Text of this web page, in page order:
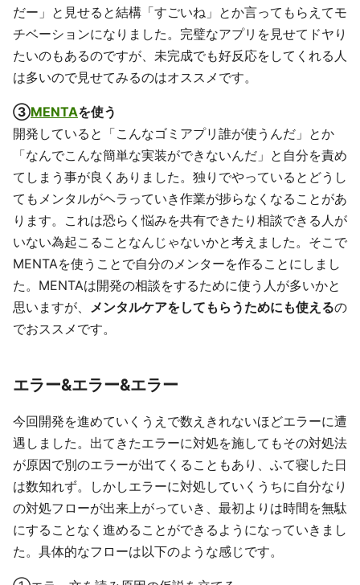
だー」と見せると結構「すごいね」とか言ってもらえてモ
チベーションになりました。完璧なアプリを見せてドヤり
たいのもあるのですが、未完成でも好反応をしてくれる人
は多いので見せてみるのはオススメです。
③MENTAを使う
開発していると「こんなゴミアプリ誰が使うんだ」とか
「なんでこんな簡単な実装ができないんだ」と自分を責め
てしまう事が良くありました。独りでやっているとどうし
てもメンタルがヘラっていき作業が捗らなくなることがあ
ります。これは恐らく悩みを共有できたり相談できる人が
いない為起こることなんじゃないかと考えました。そこで
MENTAを使うことで自分のメンターを作ることにしまし
た。MENTAは開発の相談をするために使う人が多いかと
思いますが、
メンタルケアをしてもらうためにも使えるの
でおススメです。
エラー&エラー&エラー
今回開発を進めていくうえで数えきれないほどエラーに遭
遇しました。出てきたエラーに対処を施してもその対処法
が原因で別のエラーが出てくることもあり、ふて寝した日
は数知れず。しかしエラーに対処していくうちに自分なり
の対処フローが出来上がっていき、最初よりは時間を無駄
にすることなく進めることができるようになっていきまし
た。具体的なフローは以下のような感じです。